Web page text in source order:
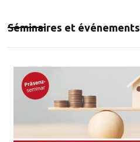
Séminaires et événements